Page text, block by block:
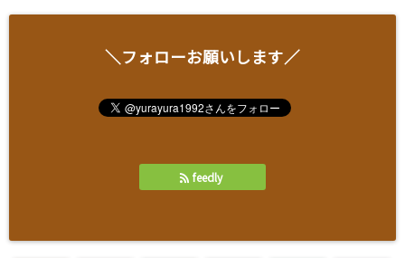
＼フォローお願いします／
feedly